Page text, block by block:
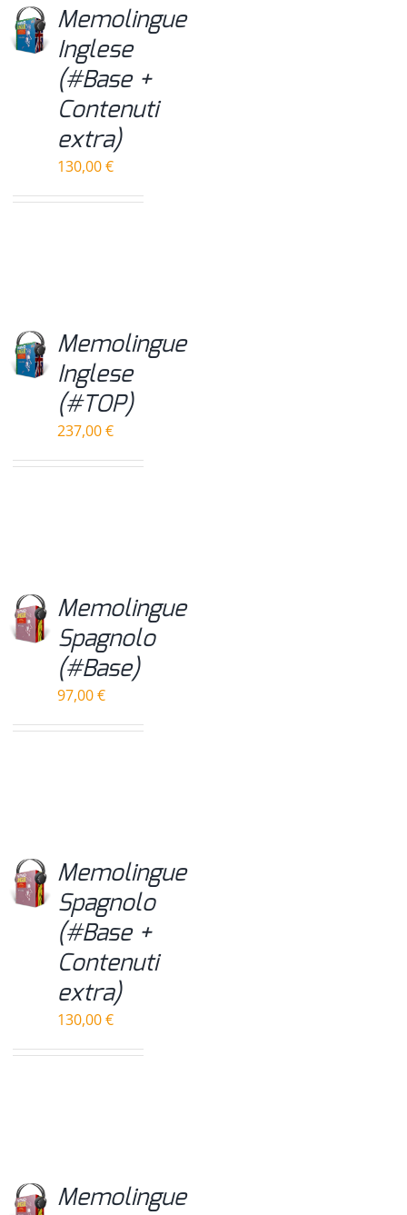
Memolingue
Inglese
(#Base +
Contenuti
extra)
130,00€
Memolingue
Inglese
(#TOP)
237,00€
Memolingue
Spagnolo
(#Base)
97,00€
Memolingue
Spagnolo
(#Base +
Contenuti
extra)
130,00€
Memolingue